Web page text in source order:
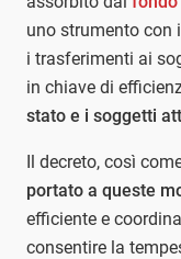
uno strumento con
i trasferimenti ai
in chiave di
stato e i soggetti
Il decreto, così
portato a queste
efficiente e
consentire la